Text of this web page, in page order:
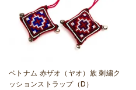
ベトナム 赤ザオ（ヤオ）族 刺繍ク
ッションストラップ（D）